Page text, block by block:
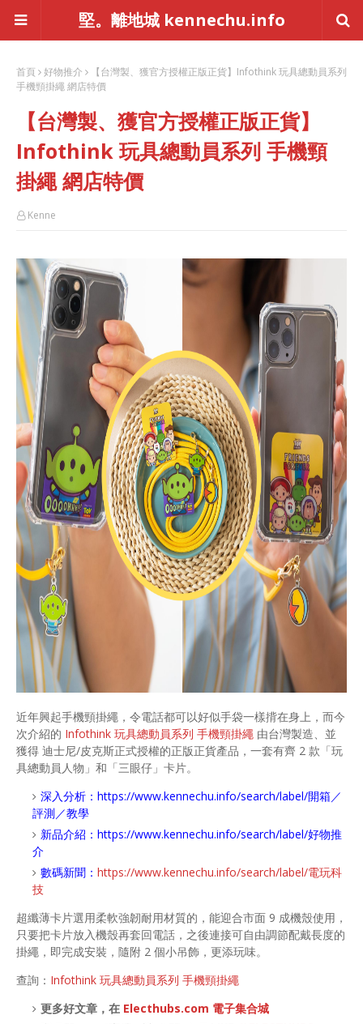
堅。離地城 kennechu.info
首頁 好物推介
【台灣製、獲官方授權正版正貨】Infothink 玩具總動員系列
手機頸掛繩 網店特價
【台灣製、獲官方授權正版正貨】
Infothink 玩具總動員系列 手機頸
掛繩 網店特價
Kenne
近年興起手機頸掛繩，令電話都可以好似手袋一樣揹在身上，而今
次介紹的 Infothink 玩具總動員系列 手機頸掛繩 由台灣製造、並
獲得 迪士尼/皮克斯正式授權的正版正貨產品，一套有齊 2 款「玩
具總動員人物」和「三眼仔」卡片。
深入分析： https://www.kennechu.info/search/label/開箱／
評測／教學
新品介紹： https://www.kennechu.info/search/label/好物推
介
數碼新聞： https://www.kennechu.info/search/label/電玩科
技
超纖薄卡片選用柔軟強韌耐用材質的，能迎合市面 9 成機殼使用，
只要把卡片放入機殼再套回電話，之後連接可自由調節配戴長度的
掛繩，即完成安裝，隨附 2 個小吊飾，更添玩味。
查詢： Infothink 玩具總動員系列 手機頸掛繩
更多好文章，在 Electhubs.com 電子集合城